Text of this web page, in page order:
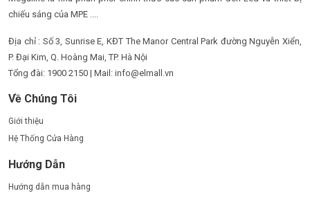
chiếu sáng của MPE ....
Địa chỉ : Số 3, Sunrise E, KĐT The Manor Central Park đường Nguyễn Xiển,
P. Đại Kim, Q. Hoàng Mai, TP. Hà Nội
Tổng đài: 1900 2150 | Mail: info@elmall.vn
Về Chúng Tôi
Giới thiệu
Hệ Thống Cửa Hàng
Hướng Dẫn
Hướng dẫn mua hàng